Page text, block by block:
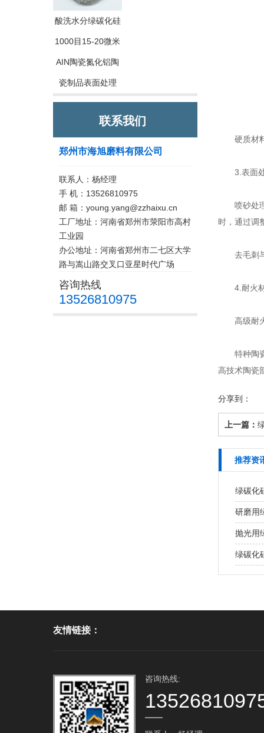
酸洗水分绿碳化硅
1000目15-20微米
AIN陶瓷氮化铝陶
瓷制品表面处理
联系我们
郑州市海旭磨料有限公司
联系人：杨经理
手 机：13526810975
邮 箱：young.yang@zzhaixu.cn
工厂地址：河南省郑州市荥阳市高村
工业园
办公地址：河南省郑州市二七区大学
路与嵩山路交叉口亚星时代广场
咨询热线
13526810975
硬质材料
3.表面处
喷砂处理
时，通过调
去毛刺与
4.耐火材
高级耐
特种陶瓷
高技术陶瓷
分享到：
上一篇：
推荐资
绿碳化
研磨用
抛光用
绿碳化
友情链接：
咨询热线: